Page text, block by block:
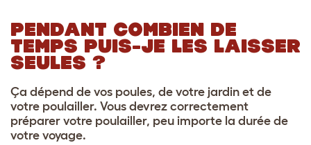
PENDANT COMBIEN DE
TEMPS PUIS-JE LES LAISSER
SEULES ?
Ça dépend de vos poules, de votre jardin et de
votre poulailler. Vous devrez correctement
préparer votre poulailler, peu importe la durée de
votre voyage.